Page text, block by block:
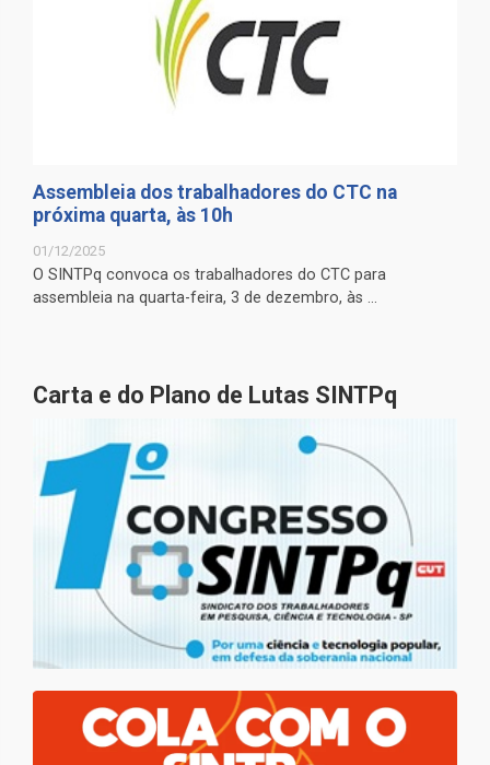
Assembleia dos trabalhadores do CTC na
próxima quarta, às 10h
01/12/2025
O SINTPq convoca os trabalhadores do CTC para
assembleia na quarta-feira, 3 de dezembro, às ...
Carta e do Plano de Lutas SINTPq